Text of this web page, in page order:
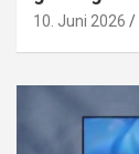
10. Juni 2026